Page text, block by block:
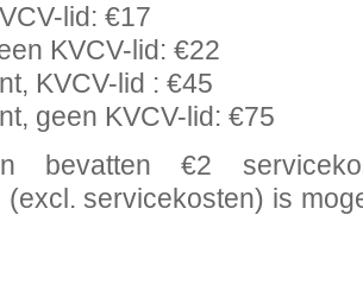
lid: €17
KVCV-lid: €22
KVCV-lid : €45
geen KVCV-lid: €75
bevatten €2
(excl. servicekosten) is